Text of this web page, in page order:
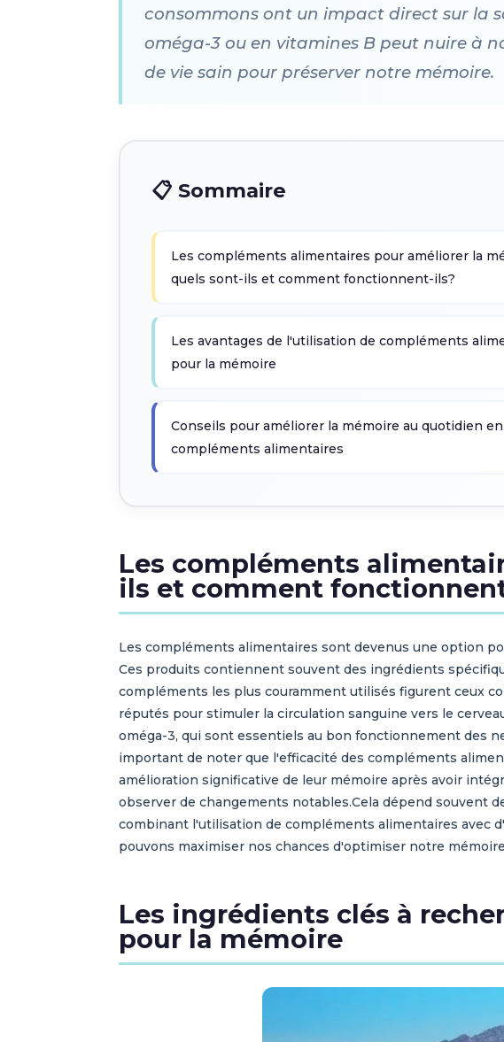
consommons ont un impact direct sur la
oméga-3 ou en vitamines B peut nuire à
de vie sain pour préserver notre mémoire.
📋 Sommaire
Les compléments alimentaires pour améliorer la
quels sont-ils et comment fonctionnent-ils?
Les avantages de l'utilisation de compléments
pour la mémoire
Conseils pour améliorer la mémoire au quotidien
compléments alimentaires
Les compléments
ils et comment
Les compléments alimentaires sont devenus une option
Ces produits contiennent souvent des ingrédients
compléments les plus couramment utilisés figurent ceux
réputés pour stimuler la circulation sanguine vers le
oméga-3, qui sont essentiels au bon fonctionnement des
important de noter que l'efficacité des compléments
amélioration significative de leur mémoire après avoir
observer de changements notables.Cela dépend souvent
combinant l'utilisation de compléments alimentaires avec
pouvons maximiser nos chances d'optimiser notre
Les ingrédients clés à
pour la mémoire